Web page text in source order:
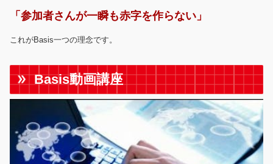
「参加者さんが一瞬も赤字を作らない」
これがBasis一つの理念です。
Basis動画講座